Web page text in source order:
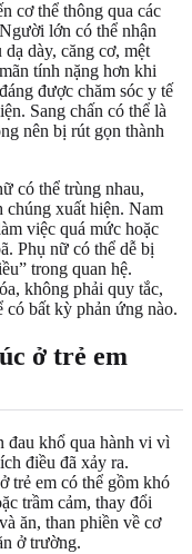
cơ thể thông qua các
lớn có thể nhận
dày, căng cơ, mệt
tính nặng hơn khi
được chăm sóc y tế
Sang chấn có thể là
nên bị rút gọn thành
có thể trùng nhau,
chúng xuất hiện. Nam
việc quá mức hoặc
Phụ nữ có thể dễ bị
trong quan hệ.
không phải quy tắc,
bất kỳ phản ứng nào.
ở trẻ em
đau khổ qua hành vi vì
điều đã xảy ra.
trẻ em có thể gồm khó
trầm cảm, thay đổi
ăn, than phiền về cơ
ở trường.